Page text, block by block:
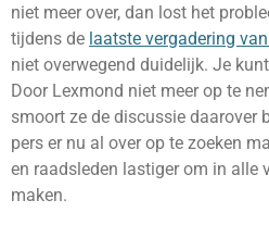
niet meer over, dan lost het
tijdens de laatste vergadering
niet overwegend duidelijk. Je
Door Lexmond niet meer op te
smoort ze de discussie daarover
pers er nu al over op te zoeken
en raadsleden lastiger om in alle
maken.